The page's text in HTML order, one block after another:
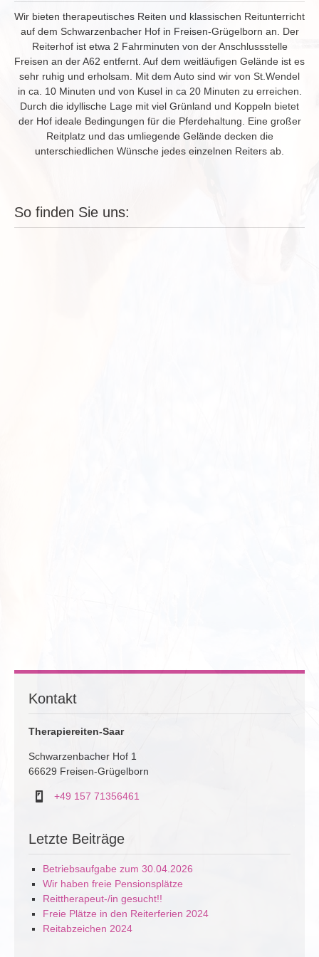
Wir bieten therapeutisches Reiten und klassischen Reitunterricht
auf dem Schwarzenbacher Hof in Freisen-Grügelborn an. Der
Reiterhof ist etwa 2 Fahrminuten von der Anschlussstelle
Freisen an der A62 entfernt. Auf dem weitläufigen Gelände ist es
sehr ruhig und erholsam. Mit dem Auto sind wir von St.Wendel
in ca. 10 Minuten und von Kusel in ca 20 Minuten zu erreichen.
Durch die idyllische Lage mit viel Grünland und Koppeln bietet
der Hof ideale Bedingungen für die Pferdehaltung. Eine großer
Reitplatz und das umliegende Gelände decken die
unterschiedlichen Wünsche jedes einzelnen Reiters ab.
So finden Sie uns:
Kontakt
Therapiereiten-Saar
Schwarzenbacher Hof 1
66629 Freisen-Grügelborn
+49 157 71356461
Letzte Beiträge
Betriebsaufgabe zum 30.04.2026
Wir haben freie Pensionsplätze
Reittherapeut-/in gesucht!!
Freie Plätze in den Reiterferien 2024
Reitabzeichen 2024